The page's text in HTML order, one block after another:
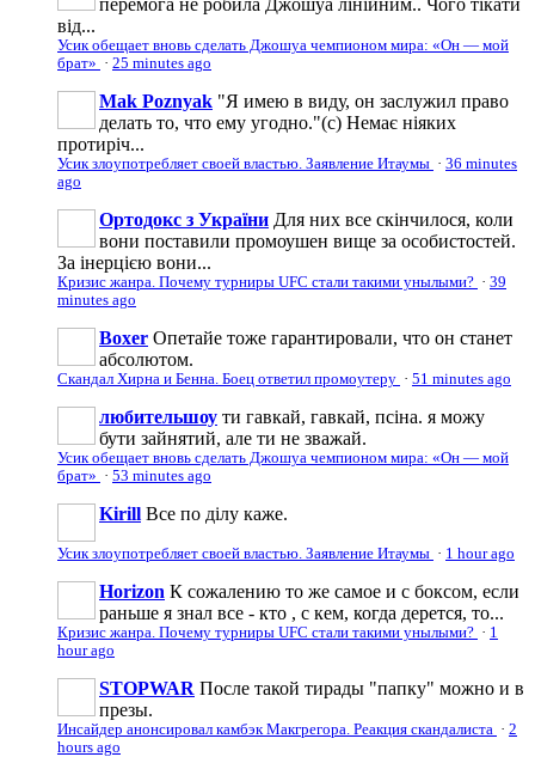
від...
Усик обещает вновь сделать Джошуа чемпионом мира: «Он — мой
брат» · 25 minutes ago
Mak Poznyak "Я имею в виду, он заслужил право
делать то, что ему угодно."(с) Немає ніяких
протиріч...
Усик злоупотребляет своей властью. Заявление Итаумы · 36 minutes
ago
Ортодокс з України Для них все скінчилося, коли
вони поставили промоушен вище за особистостей.
За інерцією вони...
Кризис жанра. Почему турниры UFC стали такими унылыми? · 39
minutes ago
Boxer Опетайе тоже гарантировали, что он станет
абсолютом.
Скандал Хирна и Бенна. Боец ответил промоутеру · 51 minutes ago
любительшоу ти гавкай, гавкай, псіна. я можу
бути зайнятий, але ти не зважай.
Усик обещает вновь сделать Джошуа чемпионом мира: «Он — мой
брат» · 53 minutes ago
Kirill Все по ділу каже.
Усик злоупотребляет своей властью. Заявление Итаумы · 1 hour ago
Horizon К сожалению то же самое и с боксом, если
раньше я знал все - кто , с кем, когда дерется, то...
Кризис жанра. Почему турниры UFC стали такими унылыми? · 1
hour ago
STOPWAR После такой тирады "папку" можно и в
презы.
Инсайдер анонсировал камбэк Макгрегора. Реакция скандалиста · 2
hours ago